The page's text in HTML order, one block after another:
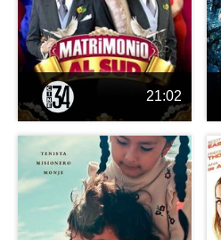
21:02